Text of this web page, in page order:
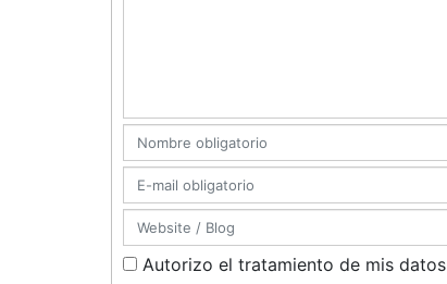
Autorizo el tratamiento de mis